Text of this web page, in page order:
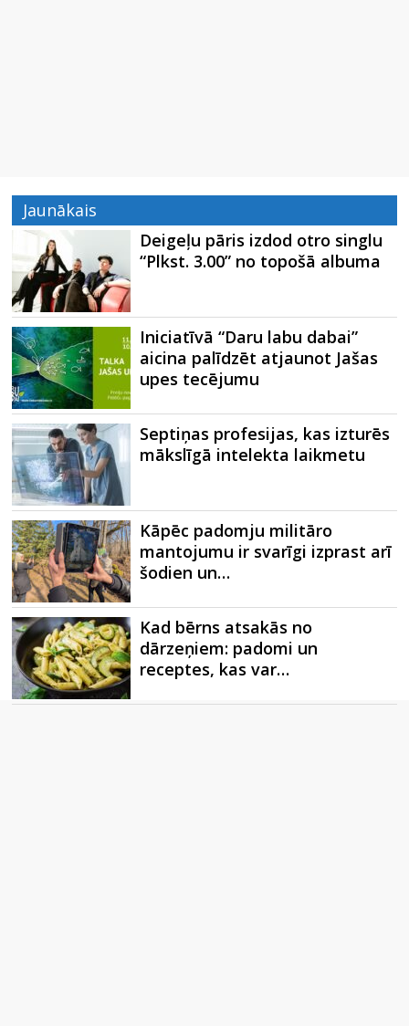
Jaunākais
Deigeļu pāris izdod otro singlu
“Plkst. 3.00” no topošā albuma
Iniciatīvā “Daru labu dabai”
aicina palīdzēt atjaunot Jašas
upes tecējumu
Septiņas profesijas, kas izturēs
mākslīgā intelekta laikmetu
Kāpēc padomju militāro
mantojumu ir svarīgi izprast arī
šodien un…
Kad bērns atsakās no
dārzeņiem: padomi un
receptes, kas var…